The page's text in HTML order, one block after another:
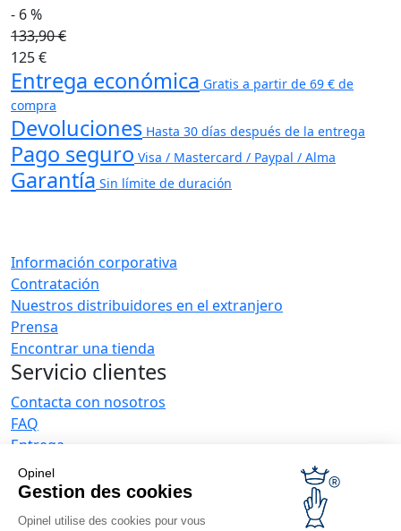
Opinel
Gestion des cookies
Opinel utilise des cookies pour vous
- 6 %
133,90 €
125 €
Entrega económica Gratis a partir de 69 € de
compra
Devoluciones Hasta 30 días después de la entrega
Pago seguro Visa / Mastercard / Paypal / Alma
Garantía Sin límite de duración
Información corporativa
Contratación
Nuestros distribuidores en el extranjero
Prensa
Encontrar una tienda
Servicio clientes
Contacta con nosotros
FAQ
Entrega
La garantía de Opinel
Devoluciones en 30 días